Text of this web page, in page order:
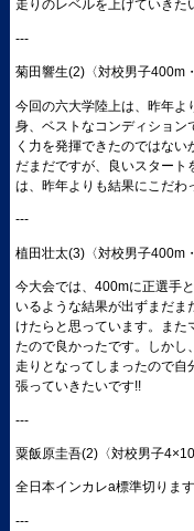
走りのレベルを上げていきた
---
菊田響生(2)〈対校男子400m
今回の六大学陸上は、昨年よ
身、ベストなコンディション
く力を発揮できたのではな
だまだですが、良いスタート
は、昨年よりも結果にこだわ
---
植田壮太(3)〈対校男子400m
今大会では、400mに正選手
いるような結果が出ずまだ
けたらと思っています。また
たので良かったです。しかし
走りとなってしまったので
張っていきたいです!!
---
粟飯原圭吾(2)〈対校男子
全日本インカレa標準切ります
---